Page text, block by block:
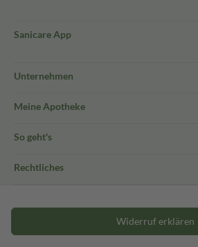
Sanicare App
Unternehmen
Meine Apotheke
So geht's
Rechtliches
Widerruf erklären